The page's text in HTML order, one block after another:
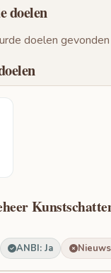
doelen
doelen
ANBI: Ja